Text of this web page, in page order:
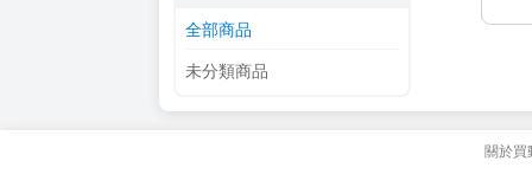
全部商品
未分類商品
關於買